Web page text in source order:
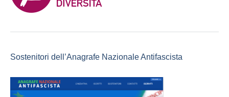
Sostenitori dell’Anagrafe Nazionale Antifascista